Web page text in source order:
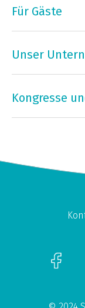
Für Gäste
Unser
Kongresse